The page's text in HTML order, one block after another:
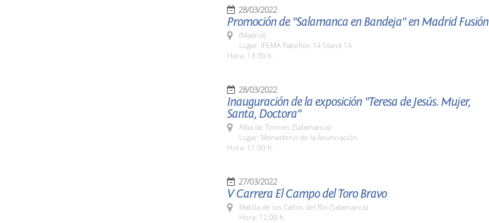
28/03/2022
Promoción de "Salamanca en Bandeja" en Madrid Fusión
(Madrid)
Lugar: IFEMA Pabellón 14 Stand 14
Hora: 13:30 h.
28/03/2022
Inauguración de la exposición "Teresa de Jesús. Mujer,
Santa, Doctora"
Alba de Tormes (Salamanca)
Lugar: Monasterio de la Anunciación
Hora: 11:00 h.
27/03/2022
V Carrera El Campo del Toro Bravo
Matilla de los Caños del Río (Salamanca)
Hora: 12:00 h.